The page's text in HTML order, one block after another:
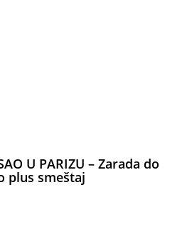
U PARIZU – Zarada do
plus smeštaj